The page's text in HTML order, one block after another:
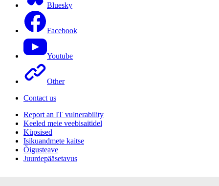
Bluesky
Facebook
Youtube
Other
Contact us
Report an IT vulnerability
Keeled meie veebisaitidel
Küpsised
Isikuandmete kaitse
Õigusteave
Juurdepääsetavus